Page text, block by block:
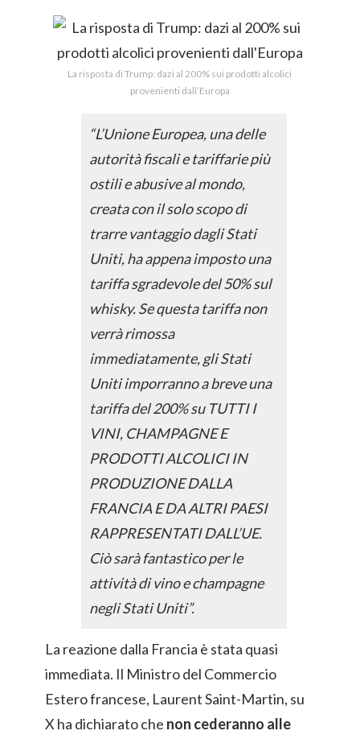
La risposta di Trump: dazi al 200% sui prodotti alcolici
provenienti dall’Europa
“L’Unione Europea, una delle
autorità fiscali e tariffarie più
ostili e abusive al mondo,
creata con il solo scopo di
trarre vantaggio dagli Stati
Uniti, ha appena imposto una
tariffa sgradevole del 50% sul
whisky. Se questa tariffa non
verrà rimossa
immediatamente, gli Stati
Uniti imporranno a breve una
tariffa del 200% su TUTTI I
VINI, CHAMPAGNE E
PRODOTTI ALCOLICI IN
PRODUZIONE DALLA
FRANCIA E DA ALTRI PAESI
RAPPRESENTATI DALL’UE.
Ciò sarà fantastico per le
attività di vino e champagne
negli Stati Uniti”.
La reazione dalla Francia è stata quasi
immediata. Il Ministro del Commercio
Estero francese, Laurent Saint-Martin, su
X ha dichiarato che non cederanno alle